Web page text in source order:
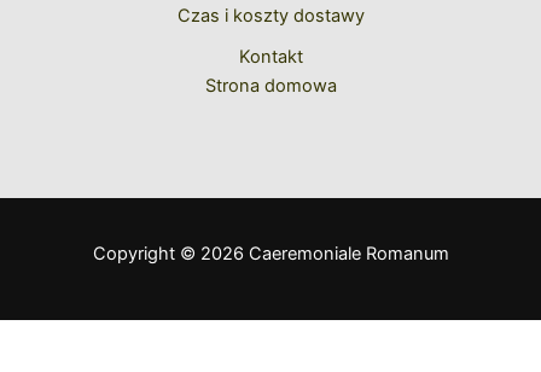
Czas i koszty dostawy
Kontakt
Strona domowa
Copyright © 2026 Caeremoniale Romanum